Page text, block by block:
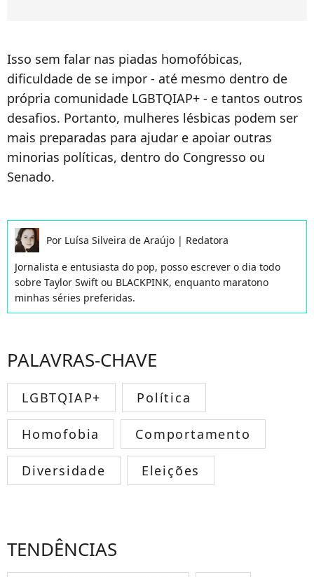
Isso sem falar nas piadas homofóbicas,
dificuldade de se impor - até mesmo dentro de
própria comunidade LGBTQIAP+ - e tantos outros
desafios. Portanto, mulheres lésbicas podem ser
mais preparadas para ajudar e apoiar outras
minorias políticas, dentro do Congresso ou
Senado.
Por Luísa Silveira de Araújo | Redatora
Jornalista e entusiasta do pop, posso escrever o dia todo
sobre Taylor Swift ou BLACKPINK, enquanto maratono
minhas séries preferidas.
PALAVRAS-CHAVE
LGBTQIAP+ Política
Homofobia Comportamento
Diversidade Eleições
TENDÊNCIAS